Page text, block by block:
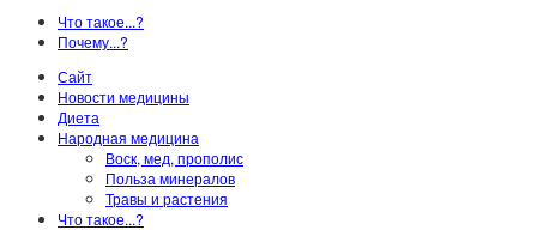
Что такое...?
Почему...?
Сайт
Новости медицины
Диета
Народная медицина
Воск, мед, прополис
Польза минералов
Травы и растения
Что такое...?